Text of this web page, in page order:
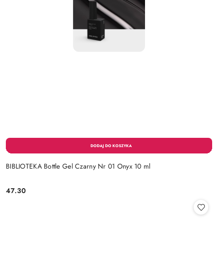
BIBLIOTEKA Bottle Gel Czarny Nr 01 Onyx 10 ml
Cena:
47.30